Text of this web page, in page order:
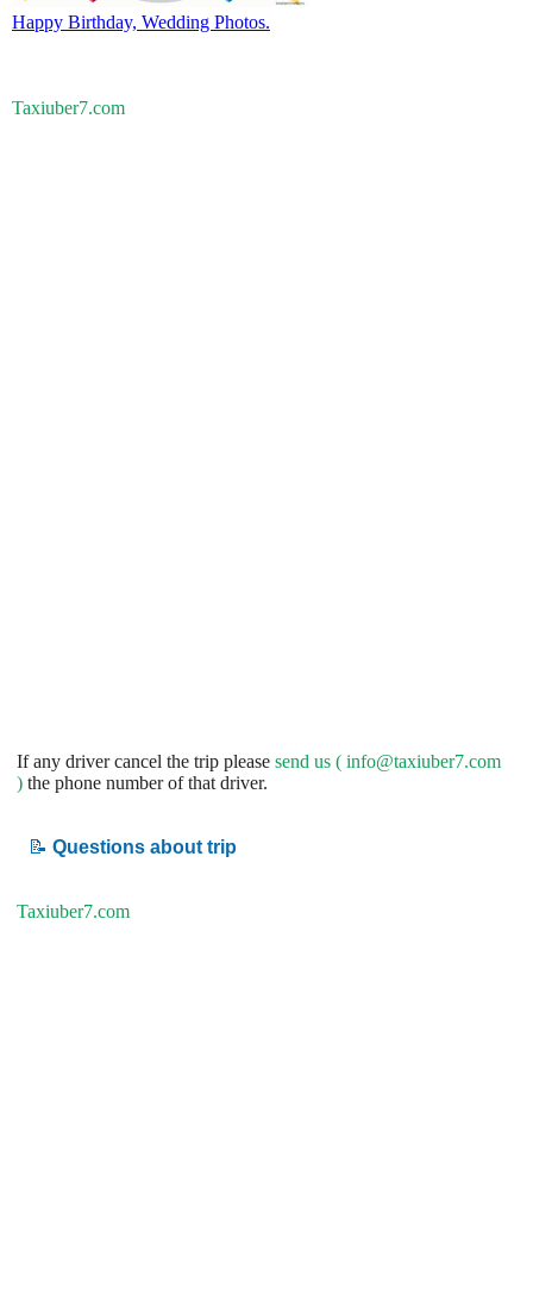
Happy Birthday, Wedding Photos.
Taxiuber7.com
If any driver cancel the trip please send us ( info@taxiuber7.com
) the phone number of that driver.
📝 Questions about trip
Taxiuber7.com